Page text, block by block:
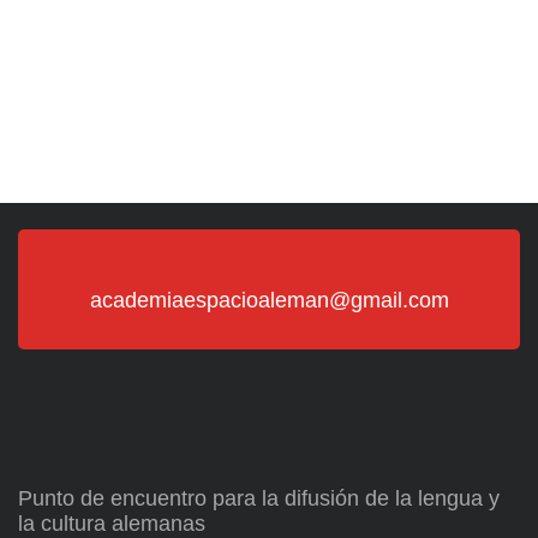
academiaespacioaleman@gmail.com
Punto de encuentro para la difusión de la lengua y
la cultura alemanas